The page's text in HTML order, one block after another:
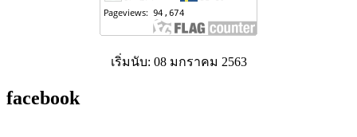
เริ่มนับ: 08 มกราคม 2563
facebook